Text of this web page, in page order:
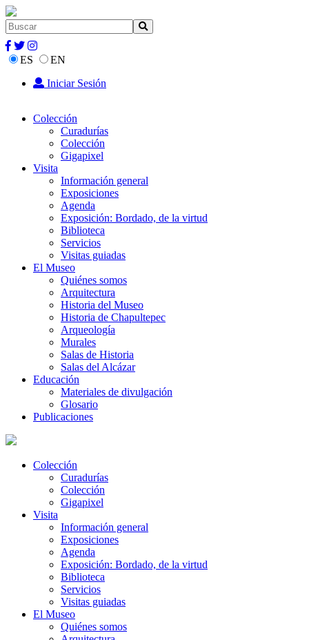
ES
EN
Iniciar Sesión
Colección
Curadurías
Colección
Gigapixel
Visita
Información general
Exposiciones
Agenda
Exposición: Bordado, de la virtud
Biblioteca
Servicios
Visitas guiadas
El Museo
Quiénes somos
Arquitectura
Historia del Museo
Historia de Chapultepec
Arqueología
Murales
Salas de Historia
Salas del Alcázar
Educación
Materiales de divulgación
Glosario
Publicaciones
Colección
Curadurías
Colección
Gigapixel
Visita
Información general
Exposiciones
Agenda
Exposición: Bordado, de la virtud
Biblioteca
Servicios
Visitas guiadas
El Museo
Quiénes somos